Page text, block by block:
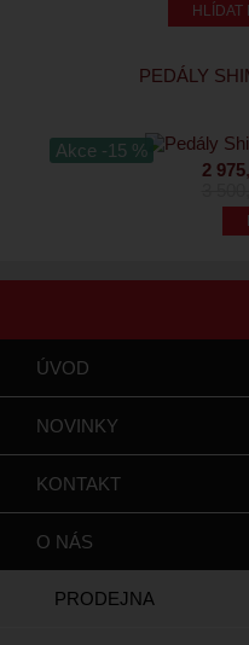
HLÍDAT
PEDÁLY
Akce -15 %
2 975
ÚVOD
NOVINKY
KONTAKT
O NÁS
PRODEJNA